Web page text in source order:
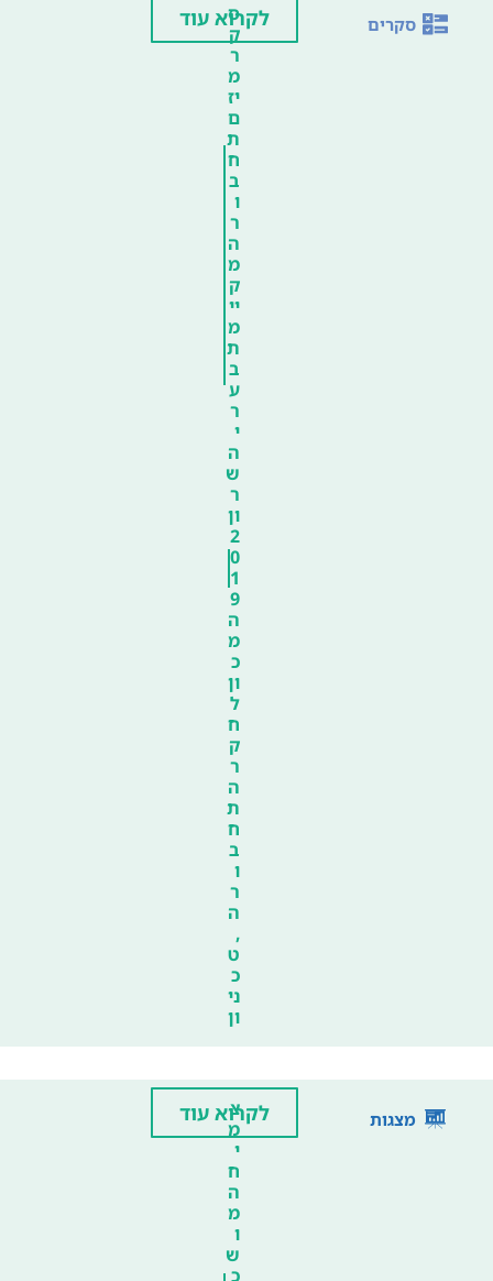
סקרים
ס
ק
ר
מ
יז
ם
ת
ח
ב
ו
ר
ה
מ
ק
יי
מ
ת
ב
ע
ר
י
ה
ש
ר
ון
2
0
1
9
ה
מ
כ
ון
ל
ח
ק
ר
ה
ת
ח
ב
ו
ר
ה
,
ט
כ
ני
ון
לקרוא עוד
מצגות
צ
מ
י
ח
ה
מ
ו
ש
כ
לקרוא עוד